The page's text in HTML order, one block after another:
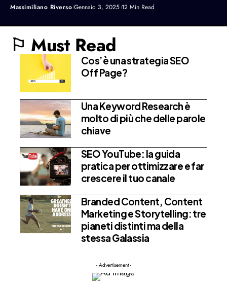
Massimiliano Riverso Gennaio 3, 2025 12 Min Read
⚐ Must Read
Cos’è una strategia SEO
Off Page?
Una Keyword Research è
molto di più che delle parole
chiave
SEO YouTube: la guida
pratica per ottimizzare e far
crescere il tuo canale
Branded Content, Content
Marketing e Storytelling: tre
pianeti distinti ma della
stessa Galassia
- Advertisement -